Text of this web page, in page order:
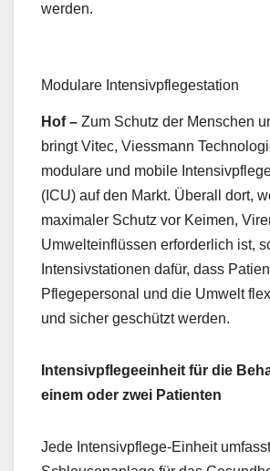
werden.
Modulare Intensivpflegestation
Hof– Zum Schutz der Menschen
bringt Vitec, Viessmann
modulare und mobile
(ICU) auf den Markt. Überall dort,
maximaler Schutz vor Keimen,
Umwelteinflüssen erforderlich ist,
Intensivstationen dafür, dass
Pflegepersonal und die Umwelt
und sicher geschützt werden.
Intensivpflegeeinheit für die
einem oder zwei Patienten
Jede Intensivpflege-Einheit